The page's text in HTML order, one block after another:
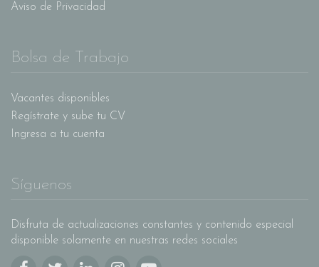
Aviso de Privacidad
Bolsa de Trabajo
Vacantes disponibles
Regístrate y sube tu CV
Ingresa a tu cuenta
Síguenos
Disfruta de actualizaciones constantes y contenido especial
disponible solamente en nuestras redes sociales